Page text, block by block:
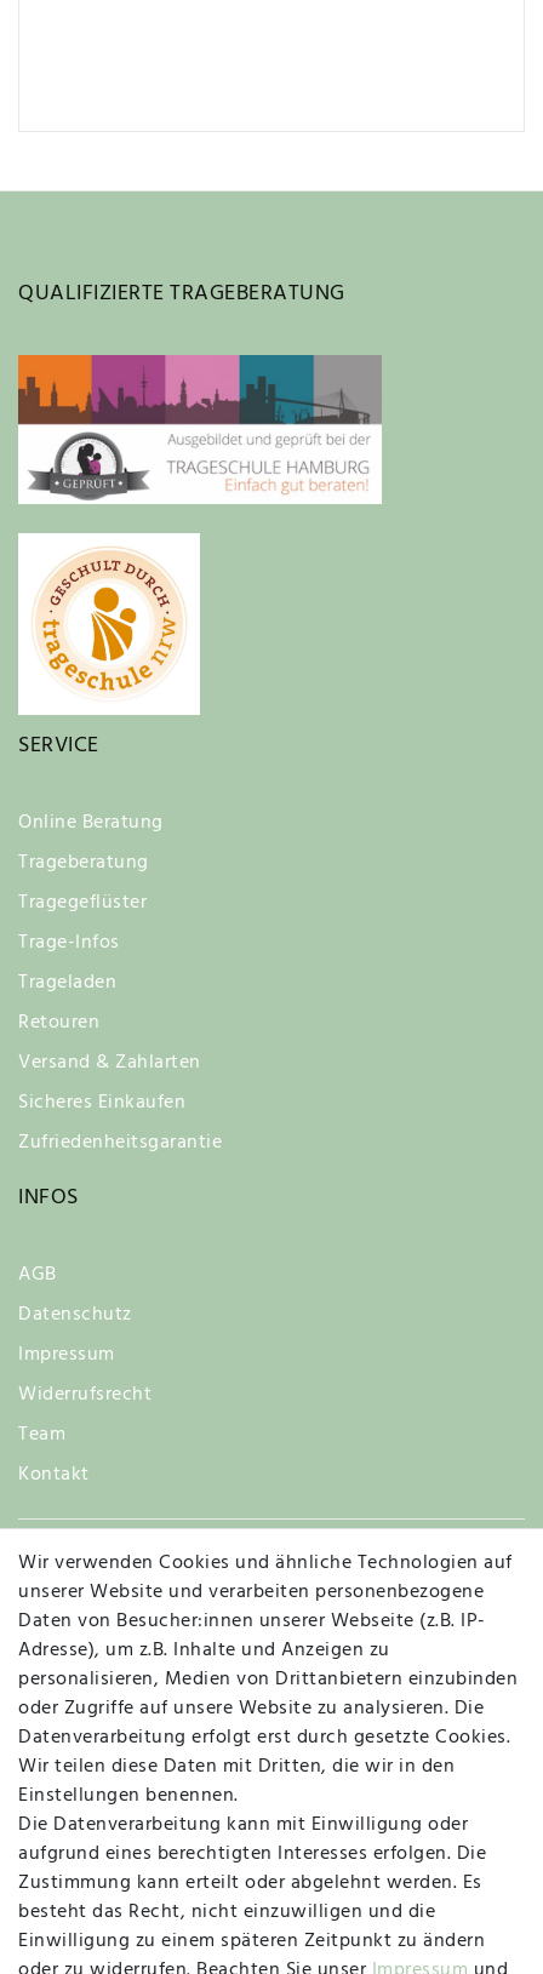
QUALIFIZIERTE TRAGEBERATUNG
SERVICE
Online Beratung
Trageberatung
Tragegeflüster
Trage-Infos
Trageladen
Retouren
Versand & Zahlarten
Sicheres Einkaufen
Zufriedenheitsgarantie
INFOS
AGB
Datenschutz
Impressum
Widerrufsrecht
Team
Kontakt
Widerruf
Vertrag widerrufen Kontakt
MAPALI VOR ORT
Herzogstraße 10
47533 Kleve
Montag, Dienstag, Donnerstag, Freitag
09:00 Uhr bis 13:00 Uhr
Wir verwenden Cookies und ähnliche Technologien auf
unserer Website und verarbeiten personenbezogene
Daten von Besucher:innen unserer Webseite (z.B. IP-
Adresse), um z.B. Inhalte und Anzeigen zu
personalisieren, Medien von Drittanbietern einzubinden
oder Zugriffe auf unsere Website zu analysieren. Die
Datenverarbeitung erfolgt erst durch gesetzte Cookies.
Wir teilen diese Daten mit Dritten, die wir in den
Einstellungen benennen.
Die Datenverarbeitung kann mit Einwilligung oder
aufgrund eines berechtigten Interesses erfolgen. Die
Zustimmung kann erteilt oder abgelehnt werden. Es
besteht das Recht, nicht einzuwilligen und die
Einwilligung zu einem späteren Zeitpunkt zu ändern